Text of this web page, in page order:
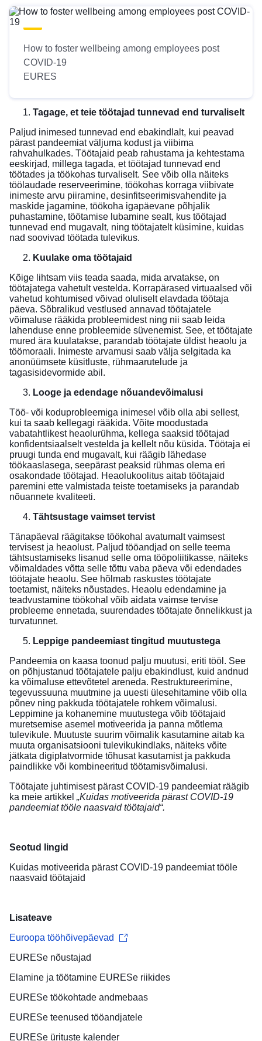
How to foster wellbeing among employees post
COVID-19
EURES
Tagage, et teie töötajad tunnevad end turvaliselt
Paljud inimesed tunnevad end ebakindlalt, kui peavad
pärast pandeemiat väljuma kodust ja viibima
rahvahulkades. Töötajaid peab rahustama ja kehtestama
eeskirjad, millega tagada, et töötajad tunnevad end
töötades ja töökohas turvaliselt. See võib olla näiteks
töölaudade reserveerimine, töökohas korraga viibivate
inimeste arvu piiramine, desinfitseerimisvahendite ja
maskide jagamine, töökoha igapäevane põhjalik
puhastamine, töötamise lubamine sealt, kus töötajad
tunnevad end mugavalt, ning töötajatelt küsimine, kuidas
nad soovivad töötada tulevikus.
Kuulake oma töötajaid
Kõige lihtsam viis teada saada, mida arvatakse, on
töötajatega vahetult vestelda. Korrapärased virtuaalsed või
vahetud kohtumised võivad oluliselt elavdada töötaja
päeva. Sõbralikud vestlused annavad töötajatele
võimaluse rääkida probleemidest ning nii saab leida
lahenduse enne probleemide süvenemist. See, et töötajate
mured ära kuulatakse, parandab töötajate üldist heaolu ja
töömoraali. Inimeste arvamusi saab välja selgitada ka
anonüümsete küsitluste, rühmaarutelude ja
tagasisidevormide abil.
Looge ja edendage nõuandevõimalusi
Töö- või koduprobleemiga inimesel võib olla abi sellest,
kui ta saab kellegagi rääkida. Võite moodustada
vabatahtlikest heaolurühma, kellega saaksid töötajad
konfidentsiaalselt vestelda ja kellelt nõu küsida. Töötaja ei
pruugi tunda end mugavalt, kui räägib lähedase
töökaaslasega, seepärast peaksid rühmas olema eri
osakondade töötajad. Heaolukoolitus aitab töötajaid
paremini ette valmistada teiste toetamiseks ja parandab
nõuannete kvaliteeti.
Tähtsustage vaimset tervist
Tänapäeval räägitakse töökohal avatumalt vaimsest
tervisest ja heaolust. Paljud tööandjad on selle teema
tähtsustamiseks lisanud selle oma tööpoliitikasse, näiteks
võimaldades võtta selle tõttu vaba päeva või edendades
töötajate heaolu. See hõlmab raskustes töötajate
toetamist, näiteks nõustades. Heaolu edendamine ja
teadvustamine töökohal võib aidata vaimse tervise
probleeme ennetada, suurendades töötajate õnnelikkust ja
turvatunnet.
Leppige pandeemiast tingitud muutustega
Pandeemia on kaasa toonud palju muutusi, eriti tööl. See
on põhjustanud töötajatele palju ebakindlust, kuid andnud
ka võimaluse ettevõtetel areneda. Restruktureerimine,
tegevussuuna muutmine ja uuesti ülesehitamine võib olla
põnev ning pakkuda töötajatele rohkem võimalusi.
Leppimine ja kohanemine muutustega võib töötajaid
muretsemise asemel motiveerida ja panna mõtlema
tulevikule. Muutuste suurim võimalik kasutamine aitab ka
muuta organisatsiooni tulevikukindlaks, näiteks võite
jätkata digiplatvormide tõhusat kasutamist ja pakkuda
paindlikke või kombineeritud töötamisvõimalusi.
Töötajate juhtimisest pärast COVID-19 pandeemiat räägib
ka meie artikkel „Kuidas motiveerida pärast COVID-19
pandeemiat tööle naasvaid töötajaid“.
Seotud lingid
Kuidas motiveerida pärast COVID-19 pandeemiat tööle
naasvaid töötajaid
Lisateave
Euroopa tööhõivepäevad
EURESe nõustajad
Elamine ja töötamine EURESe riikides
EURESe töökohtade andmebaas
EURESe teenused tööandjatele
EURESe ürituste kalender